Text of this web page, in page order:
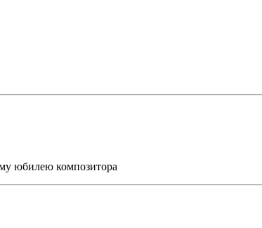
юбилею композитора